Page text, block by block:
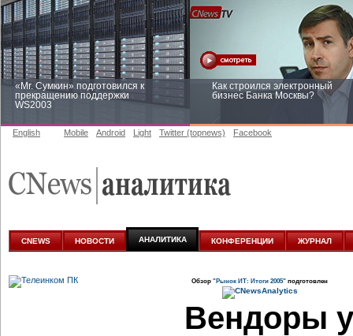
«Mr. Сумкин» подготовился к
прекращению поддержки
WS2003
Как строился электронный
бизнес Банка Москвы?
аналитике
English Mobile Android Light Twitter (topnews) Facebook
CNEWS НОВОСТИ АНАЛИТИКА КОНФЕРЕНЦИИ ЖУРНАЛ
Обзор "Рынок ИТ: Итоги 2005" подготовлен
Вендоры